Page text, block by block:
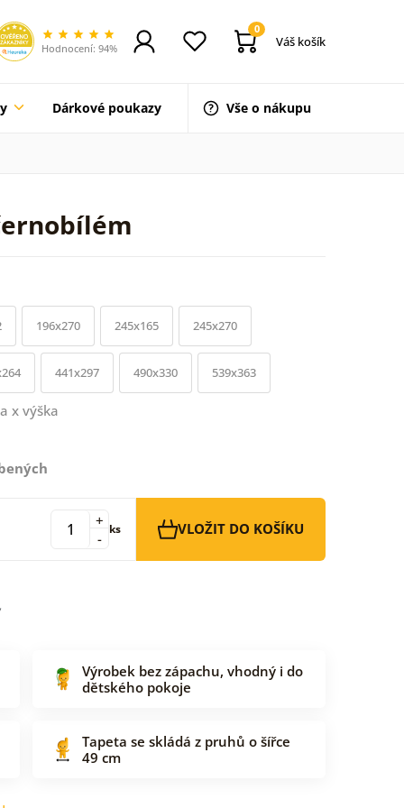
Hodnocení: 94%
0
Váš košík
Dárkové poukazy Vše o nákupu
196x270 245x165 245x270
441x297 490x330 539x363
x výška
-
+ ks VLOŽIT DO KOŠÍKU
Výrobek bez zápachu, vhodný i do
dětského pokoje
Tapeta se skládá z pruhů o šířce
49 cm